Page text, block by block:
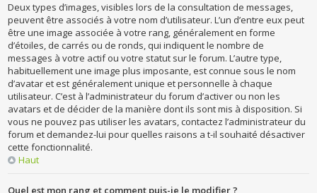
Deux types d’images, visibles lors de la consultation de messages,
peuvent être associés à votre nom d’utilisateur. L’un d’entre eux peut
être une image associée à votre rang, généralement en forme
d’étoiles, de carrés ou de ronds, qui indiquent le nombre de
messages à votre actif ou votre statut sur le forum. L’autre type,
habituellement une image plus imposante, est connue sous le nom
d’avatar et est généralement unique et personnelle à chaque
utilisateur. C’est à l’administrateur du forum d’activer ou non les
avatars et de décider de la manière dont ils sont mis à disposition. Si
vous ne pouvez pas utiliser les avatars, contactez l’administrateur du
forum et demandez-lui pour quelles raisons a t-il souhaité désactiver
cette fonctionnalité.
Haut
Quel est mon rang et comment puis-je le modifier ?